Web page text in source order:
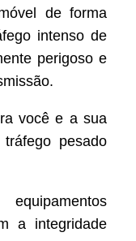
de forma
intenso de
perigoso e
você e a sua
pesado
a integridade